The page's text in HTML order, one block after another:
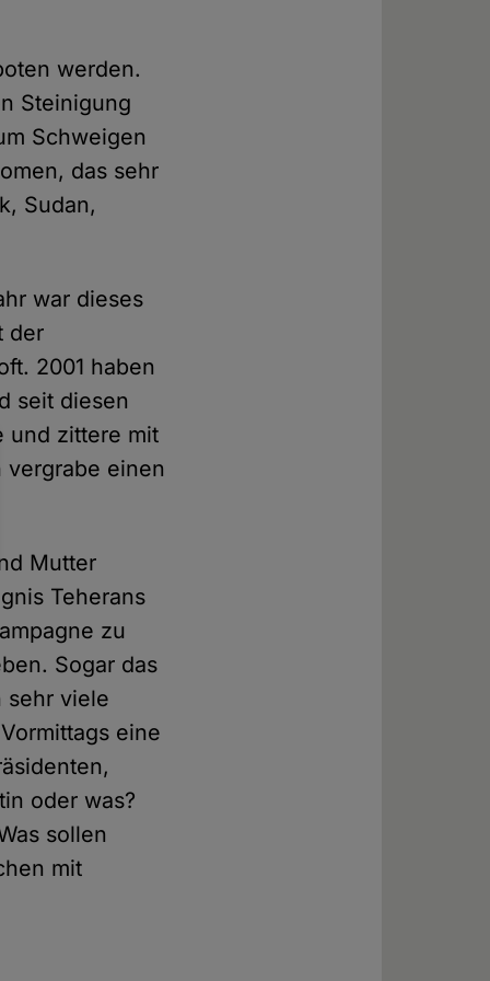
werden.
Steinigung
Schweigen
das sehr
Sudan,
war dieses
der
2001 haben
seit diesen
und zittere mit
vergrabe einen
Mutter
Teherans
zu
Sogar das
sehr viele
eine
oder was?
sollen
mit